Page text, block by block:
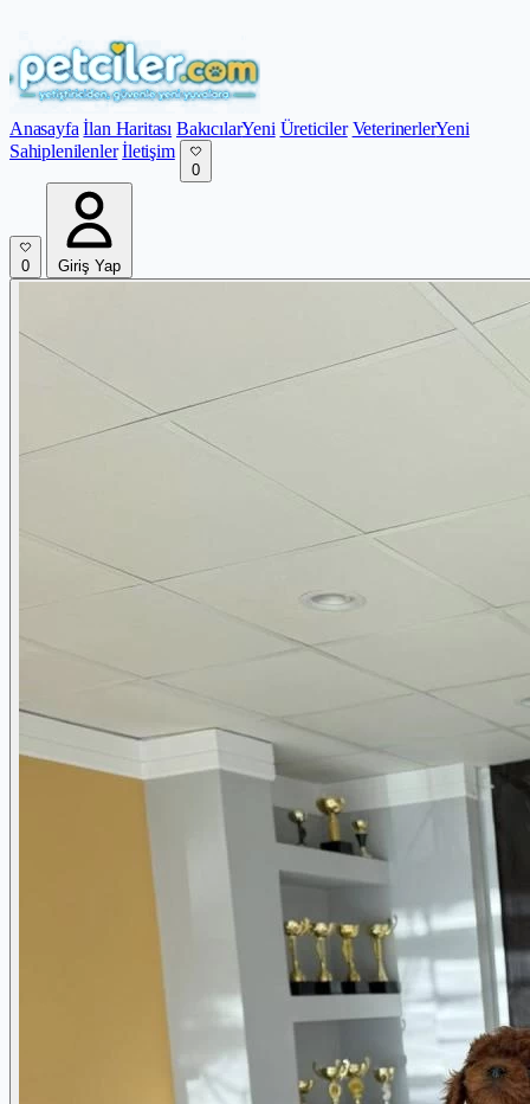
Anasayfa İlan Haritası BakıcılarYeni Üreticiler VeterinerlerYeni
Sahiplenilenler İletişim
0
0 Giriş Yap